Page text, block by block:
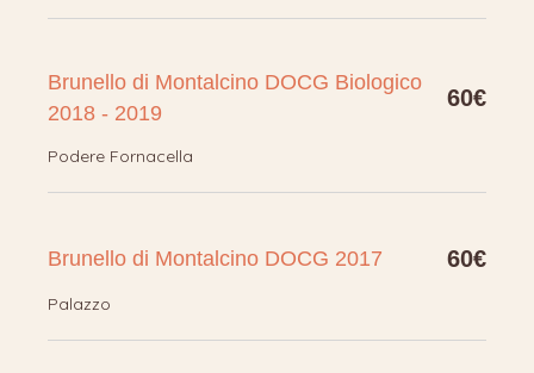
Brunello di Montalcino DOCG Biologico
2018 - 2019
60€
Podere Fornacella
Brunello di Montalcino DOCG 2017 60€
Palazzo